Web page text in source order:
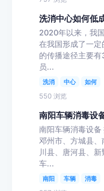
洗消中心如何低
2020年以来，我
在我国形成了一
的传播途径主要
员...
洗消 中心 如何
550 浏览
南阳车辆消毒设
南阳车辆消毒设备
邓州市、方城县
川县、唐河县、
车...
南阳 车辆 消毒